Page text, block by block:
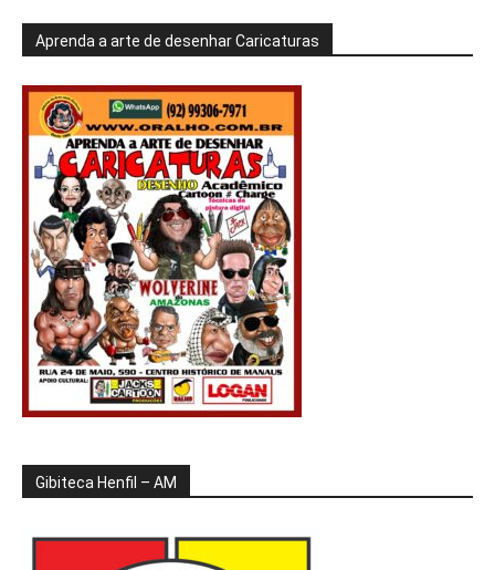
Aprenda a arte de desenhar Caricaturas
Gibiteca Henfil – AM